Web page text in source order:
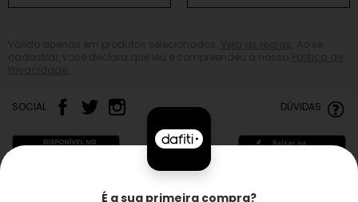
SOCIAL DÚVIDAS
É a sua primeira compra?